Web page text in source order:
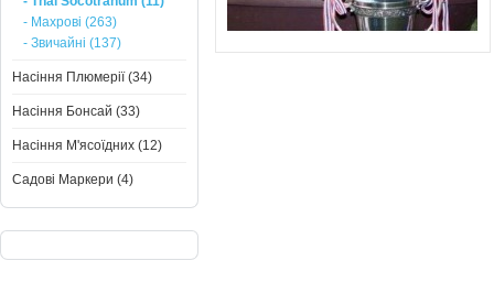
- Махрові (263)
- Звичайні (137)
Насіння Плюмерії (34)
Насіння Бонсай (33)
Насіння М'ясоїдних (12)
Садові Маркери (4)